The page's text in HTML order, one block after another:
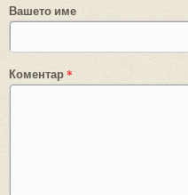
Вашето име
Коментар*